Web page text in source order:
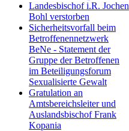
Landesbischof i.R. Jochen
Bohl verstorben
Sicherheitsvorfall beim
Betroffenennetzwerk
BeNe - Statement der
Gruppe der Betroffenen
im Beteiligungsforum
Sexualisierte Gewalt
Gratulation an
Amtsbereichsleiter und
Auslandsbischof Frank
Kopania